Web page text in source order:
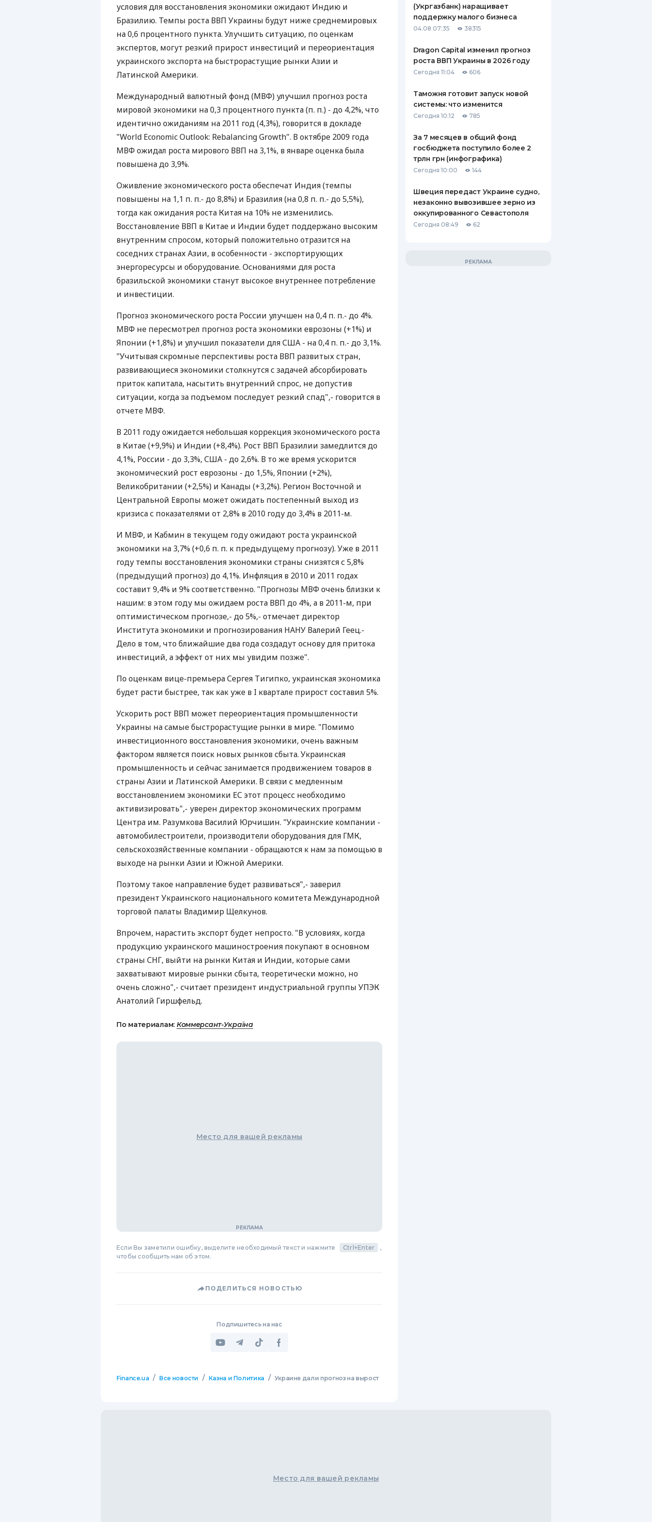
КЕШБЭКА
БАНКОВСКИМ КАРТАМ
ПУТЕВОДИТЕЛИ ПО
СТРАХОВЫЕ КОМПАНИИ
КОМПАНИЯХ
условия для восстановления экономики ожидают Индию и
Бразилию. Темпы роста ВВП Украины будут ниже среднемировых
на 0,6 процентного пункта. Улучшить ситуацию, по оценкам
экспертов, могут резкий прирост инвестиций и переориентация
украинского экспорта на быстрорастущие рынки Азии и
Латинской Америки.
Международный валютный фонд (МВФ) улучшил прогноз роста
мировой экономики на 0,3 процентного пункта (п. п.) - до 4,2%, что
идентично ожиданиям на 2011 год (4,3%), говорится в докладе
"World Economic Outlook: Rebalancing Growth". В октябре 2009 года
МВФ ожидал роста мирового ВВП на 3,1%, в январе оценка была
повышена до 3,9%.
Оживление экономического роста обеспечат Индия (темпы
повышены на 1,1 п. п.- до 8,8%) и Бразилия (на 0,8 п. п.- до 5,5%),
тогда как ожидания роста Китая на 10% не изменились.
Восстановление ВВП в Китае и Индии будет поддержано высоким
внутренним спросом, который положительно отразится на
соседних странах Азии, в особенности - экспортирующих
энергоресурсы и оборудование. Основаниями для роста
бразильской экономики станут высокое внутреннее потребление
и инвестиции.
Прогноз экономического роста России улучшен на 0,4 п. п.- до 4%.
МВФ не пересмотрел прогноз роста экономики еврозоны (+1%) и
Японии (+1,8%) и улучшил показатели для США - на 0,4 п. п.- до 3,1%.
"Учитывая скромные перспективы роста ВВП развитых стран,
развивающиеся экономики столкнутся с задачей абсорбировать
приток капитала, насытить внутренний спрос, не допустив
ситуации, когда за подъемом последует резкий спад",- говорится в
отчете МВФ.
В 2011 году ожидается небольшая коррекция экономического роста
в Китае (+9,9%) и Индии (+8,4%). Рост ВВП Бразилии замедлится до
4,1%, России - до 3,3%, США - до 2,6%. В то же время ускорится
экономический рост еврозоны - до 1,5%, Японии (+2%),
Великобритании (+2,5%) и Канады (+3,2%). Регион Восточной и
Центральной Европы может ожидать постепенный выход из
кризиса с показателями от 2,8% в 2010 году до 3,4% в 2011-м.
И МВФ, и Кабмин в текущем году ожидают роста украинской
экономики на 3,7% (+0,6 п. п. к предыдущему прогнозу). Уже в 2011
году темпы восстановления экономики страны снизятся с 5,8%
(предыдущий прогноз) до 4,1%. Инфляция в 2010 и 2011 годах
составит 9,4% и 9% соответственно. "Прогнозы МВФ очень близки к
нашим: в этом году мы ожидаем роста ВВП до 4%, а в 2011-м, при
оптимистическом прогнозе,- до 5%,- отмечает директор
Института экономики и прогнозирования НАНУ Валерий Геец.-
Дело в том, что ближайшие два года создадут основу для притока
инвестиций, а эффект от них мы увидим позже".
По оценкам вице-премьера Сергея Тигипко, украинская экономика
будет расти быстрее, так как уже в I квартале прирост составил 5%.
Ускорить рост ВВП может переориентация промышленности
Украины на самые быстрорастущие рынки в мире. "Помимо
инвестиционного восстановления экономики, очень важным
фактором является поиск новых рынков сбыта. Украинская
промышленность и сейчас занимается продвижением товаров в
страны Азии и Латинской Америки. В связи с медленным
восстановлением экономики ЕС этот процесс необходимо
активизировать",- уверен директор экономических программ
Центра им. Разумкова Василий Юрчишин. "Украинские компании -
автомобилестроители, производители оборудования для ГМК,
сельскохозяйственные компании - обращаются к нам за помощью в
выходе на рынки Азии и Южной Америки.
Поэтому такое направление будет развиваться",- заверил
президент Украинского национального комитета Международной
торговой палаты Владимир Щелкунов.
Впрочем, нарастить экспорт будет непросто. "В условиях, когда
продукцию украинского машиностроения покупают в основном
страны СНГ, выйти на рынки Китая и Индии, которые сами
захватывают мировые рынки сбыта, теоретически можно, но
очень сложно",- считает президент индустриальной группы УПЭК
Анатолий Гиршфельд.
По материалам: Коммерсант-Україна
Место для вашей рекламы
Если Вы заметили ошибку, выделите необходимый текст и нажмите Ctrl+Enter
,
чтобы сообщить нам об этом.
ПОДЕЛИТЬСЯ НОВОСТЬЮ
Подпишитесь на нас
Finance.ua / Все новости / Казна и Политика / Украине дали прогноз на вырост
(Укргазбанк) наращивает
поддержку малого бизнеса
04.08 07:35 38315
Dragon Capital изменил прогноз
роста ВВП Украины в 2026 году
Сегодня 11:04 606
Таможня готовит запуск новой
системы: что изменится
Сегодня 10:12 785
За 7 месяцев в общий фонд
госбюджета поступило более 2
трлн грн (инфографика)
Сегодня 10:00 144
Швеция передаст Украине судно,
незаконно вывозившее зерно из
оккупированного Севастополя
Сегодня 08:49 62
Место для вашей рекламы